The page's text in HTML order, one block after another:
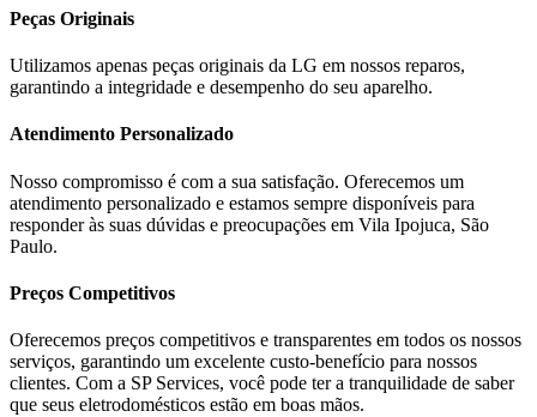
Peças Originais
Utilizamos apenas peças originais da LG em nossos reparos,
garantindo a integridade e desempenho do seu aparelho.
Atendimento Personalizado
Nosso compromisso é com a sua satisfação. Oferecemos um
atendimento personalizado e estamos sempre disponíveis para
responder às suas dúvidas e preocupações em Vila Ipojuca, São
Paulo.
Preços Competitivos
Oferecemos preços competitivos e transparentes em todos os nossos
serviços, garantindo um excelente custo-benefício para nossos
clientes. Com a SP Services, você pode ter a tranquilidade de saber
que seus eletrodomésticos estão em boas mãos.